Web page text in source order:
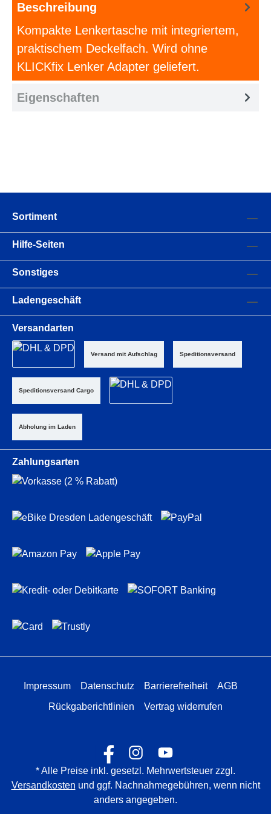
Beschreibung
Kompakte Lenkertasche mit integriertem,
praktischem Deckelfach. Wird ohne
KLICKfix Lenker Adapter geliefert.
Eigenschaften
Sortiment
Hilfe-Seiten
Sonstiges
Ladengeschäft
Versandarten
Versand mit Aufschlag Speditionsversand
Speditionsversand Cargo
Abholung im Laden
Zahlungsarten
Impressum Datenschutz Barrierefreiheit
AGB
Rückgaberichtlinien
Vertrag widerrufen
* Alle Preise inkl. gesetzl. Mehrwertsteuer zzgl.
Versandkosten und ggf. Nachnahmegebühren, wenn nicht
anders angegeben.